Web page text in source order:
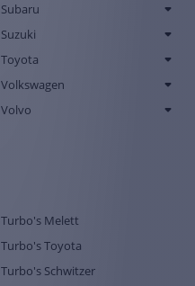
Subaru
Suzuki
Toyota
Volkswagen
Volvo
Turbo's Melett
Turbo's Toyota
Turbo's Schwitzer